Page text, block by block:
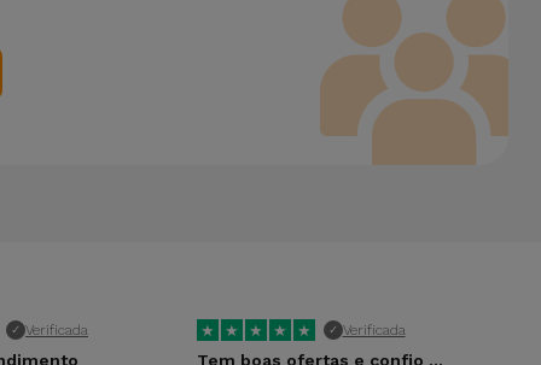
✓ Verificada ★ ★ ★ ★ ★ ✓ Verificada
Tem boas ofertas e confio nos vossos…